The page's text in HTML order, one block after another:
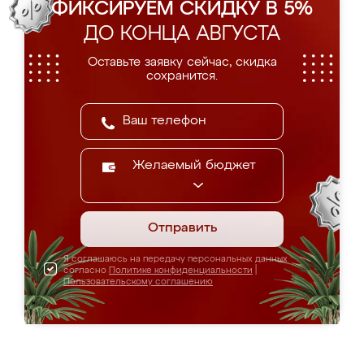
ФИКСИРУЕМ СКИДКУ В 5%
ДО КОНЦА АВГУСТА
Оставьте заявку сейчас, скидка
сохранится.
Желаемый бюджет
Отправить
Я соглашаюсь на передачу персональных данных
согласно Политике конфиденциальности
Пользовательскому соглашению